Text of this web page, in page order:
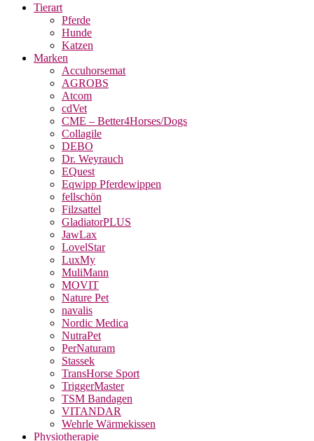
Tierart
Pferde
Hunde
Katzen
Marken
Accuhorsemat
AGROBS
Atcom
cdVet
CME – Better4Horses/Dogs
Collagile
DEBO
Dr. Weyrauch
EQuest
Eqwipp Pferdewippen
fellschön
Filzsattel
GladiatorPLUS
JawLax
LovelStar
LuxMy
MuliMann
MOVIT
Nature Pet
navalis
Nordic Medica
NutraPet
PerNaturam
Stassek
TransHorse Sport
TriggerMaster
TSM Bandagen
VITANDAR
Wehrle Wärmekissen
Physiotherapie